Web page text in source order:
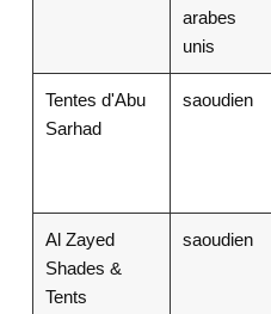
arabes
unis
Tentes d'Abu
Sarhad
saoudien
Al Zayed
Shades &
Tents
saoudien